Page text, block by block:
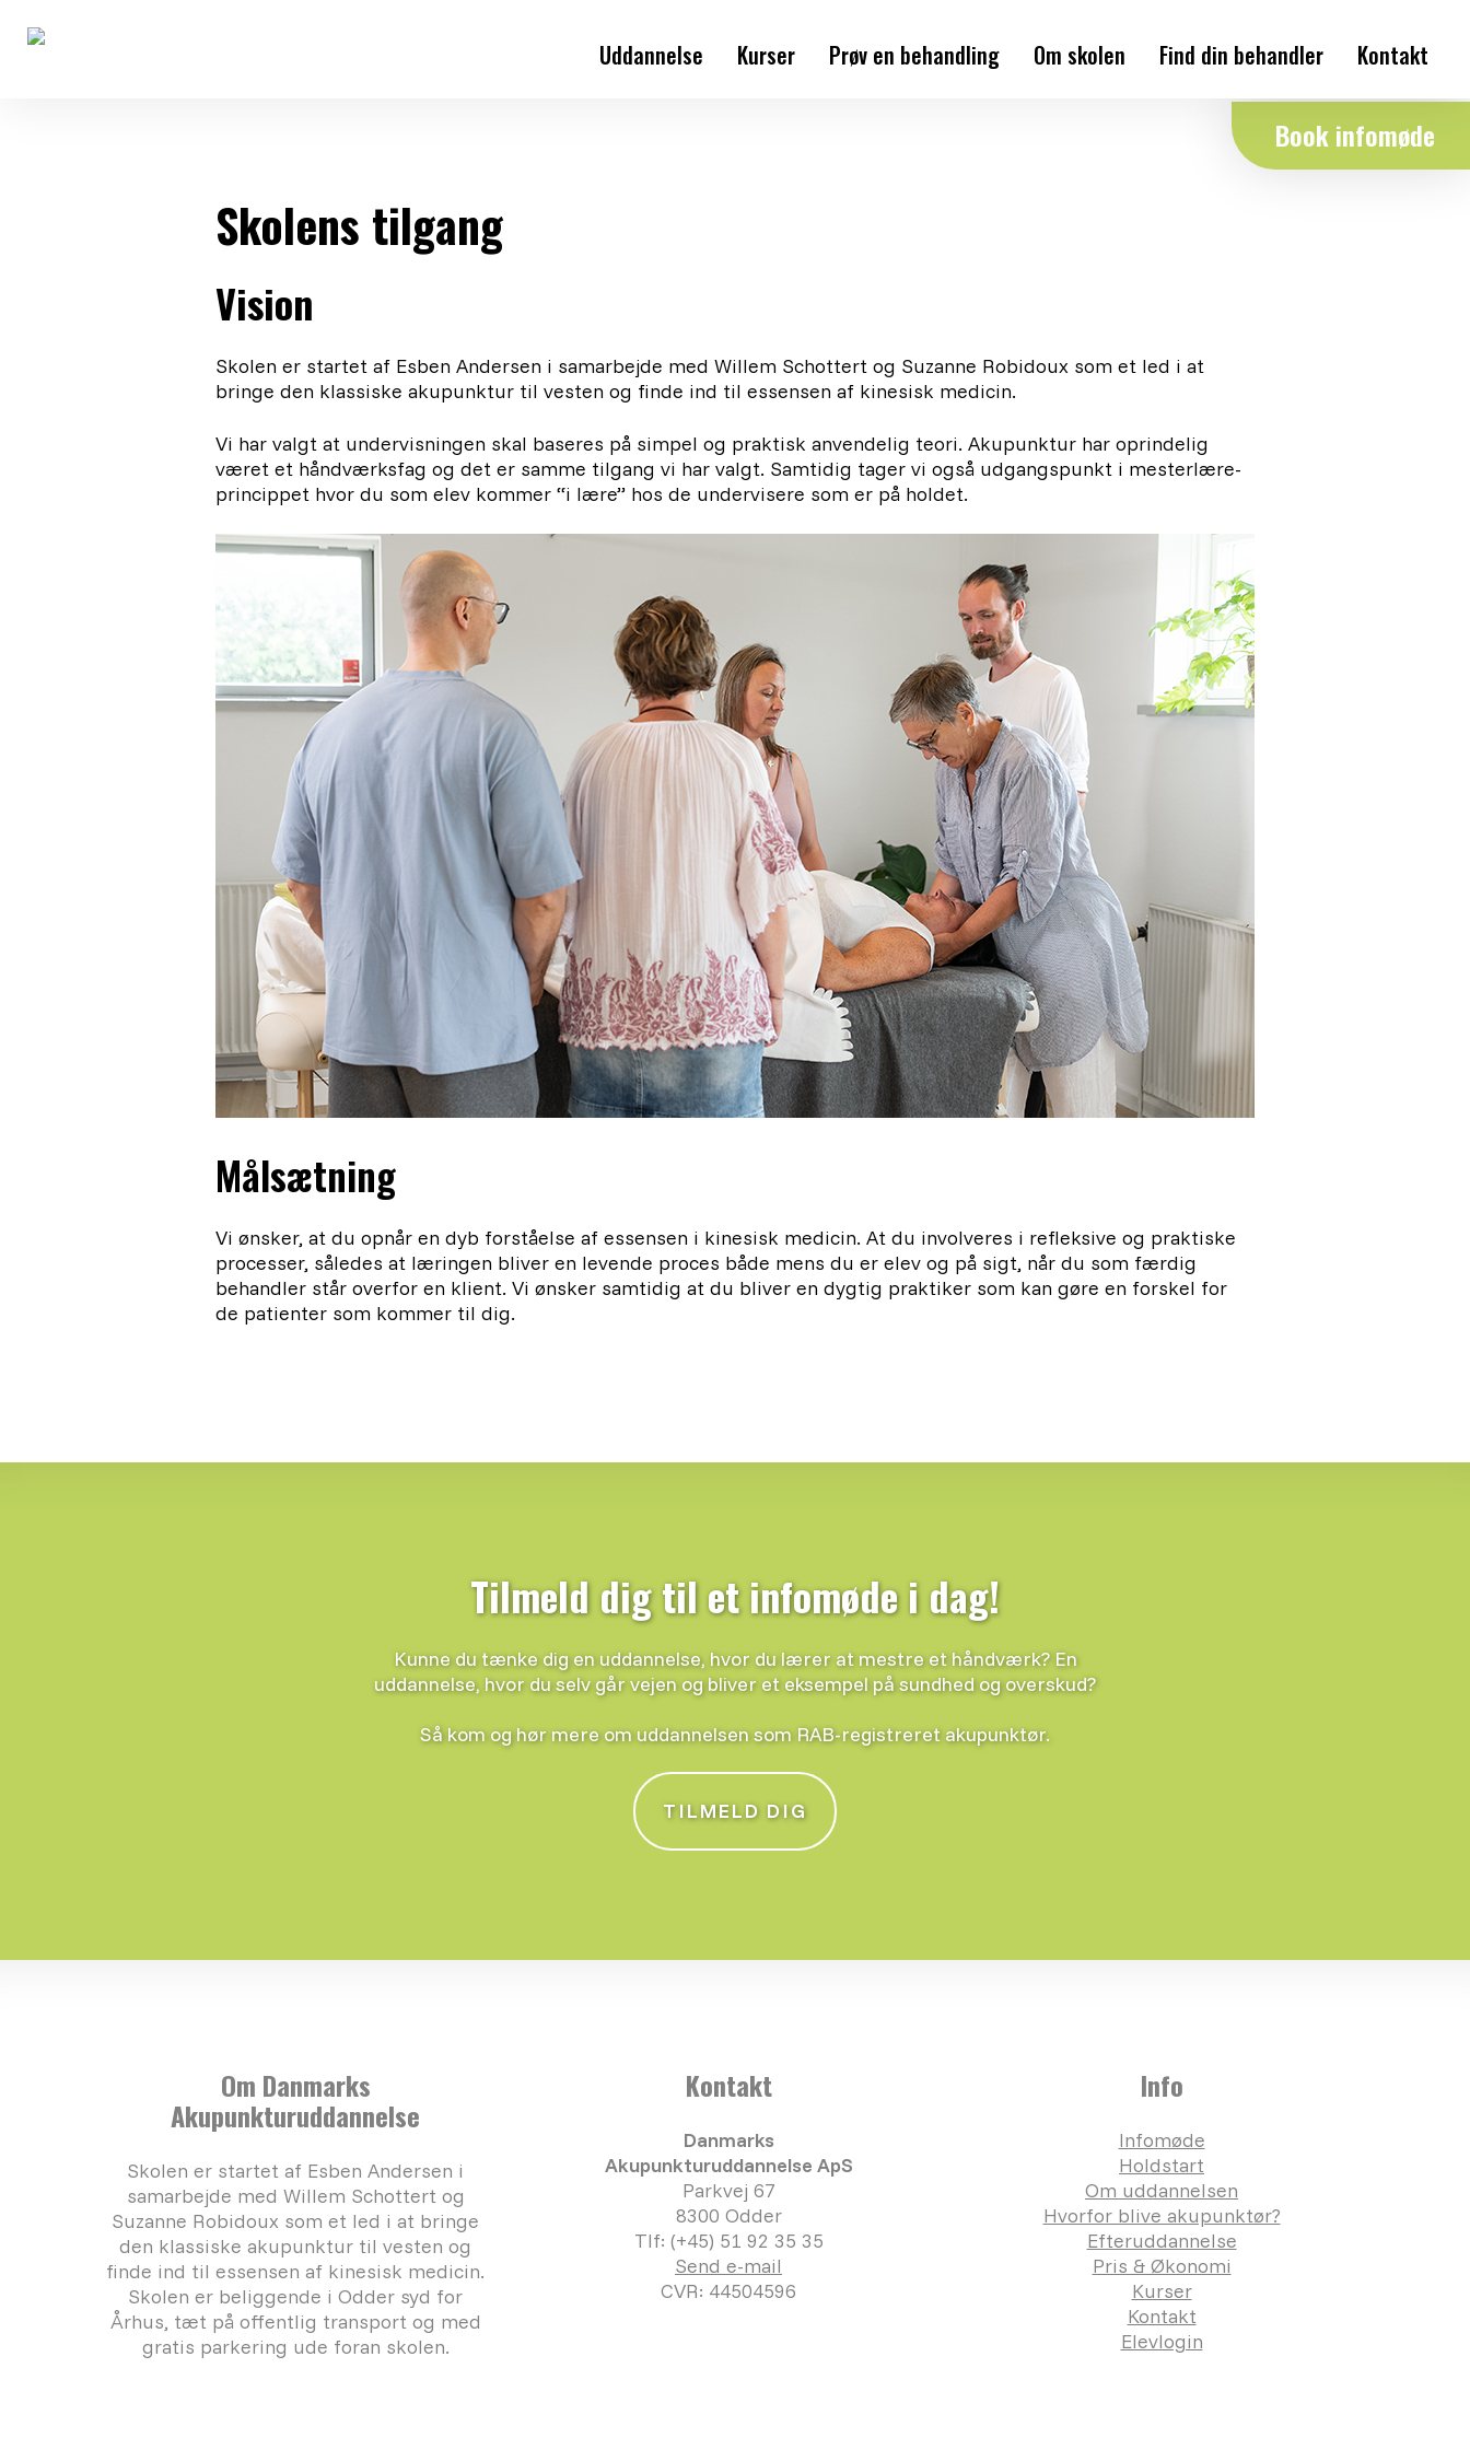
Uddannelse
Elevudtalelser
Kurser Prøv en behandling
Om skolen
Find din behandler Kontakt
Book infomøde
Skolens tilgang
Vision
Skolen er startet af Esben Andersen i samarbejde med Willem Schottert og Suzanne Robidoux som et led i at
bringe den klassiske akupunktur til vesten og finde ind til essensen af kinesisk medicin.​
Vi har valgt at undervisningen skal baseres på simpel og praktisk anvendelig teori. Akupunktur har oprindelig
været et håndværksfag og det er samme tilgang vi har valgt. Samtidig tager vi også udgangspunkt i mesterlære-
princippet hvor du som elev kommer “i lære” hos de undervisere som er på holdet.
Målsætning
Vi ønsker, at du opnår en dyb forståelse af essensen i kinesisk medicin. At du involveres i refleksive og praktiske
processer, således at læringen bliver en levende proces både mens du er elev og på sigt, når du som færdig
behandler står overfor en klient. Vi ønsker samtidig at du bliver en dygtig praktiker som kan gøre en forskel for
de patienter som kommer til dig.
Tilmeld dig til et infomøde i dag!
Kunne du tænke dig en uddannelse, hvor du lærer at mestre et håndværk? En
uddannelse, hvor du selv går vejen og bliver et eksempel på sundhed og overskud?
Så kom og hør mere om uddannelsen som RAB-registreret akupunktør.
TILMELD DIG
Om Danmarks
Akupunkturuddannelse
Skolen er startet af Esben Andersen i
samarbejde med Willem Schottert og
Suzanne Robidoux som et led i at bringe
den klassiske akupunktur til vesten og
finde ind til essensen af kinesisk medicin.
Skolen er beliggende i Odder syd for
Århus, tæt på offentlig transport og med
gratis parkering ude foran skolen.
Kontakt
Danmarks
Akupunkturuddannelse ApS
Parkvej 67
8300 Odder
Tlf: (+45) 51 92 35 35
Send e-mail
CVR: 44504596
Info
Infomøde
Holdstart
Om uddannelsen
Hvorfor blive akupunktør?
Efteruddannelse
Pris & Økonomi
Kurser
Kontakt
Elevlogin